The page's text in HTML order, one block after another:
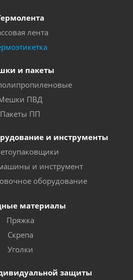
лента
и пакеты
ПВД
Пакеты ПП
и инструменты
и инструмент
оборудование
материалы
Пряжка
Скрепа
Уголки
защиты